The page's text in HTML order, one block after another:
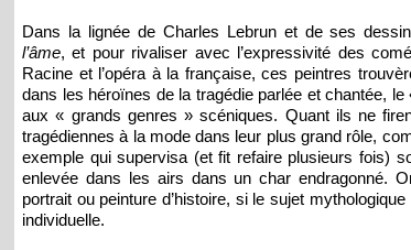
Dans la lignée de Charles Lebrun et de ses
l’âme, et pour rivaliser avec l’expressivité des
Racine et l’opéra à la française, ces peintres
dans les héroïnes de la tragédie parlée et chantée,
aux « grands genres » scéniques. Quant ils ne
tragédiennes à la mode dans leur plus grand rôle,
exemple qui supervisa (et fit refaire plusieurs fois)
enlevée dans les airs dans un char endragonné.
portrait ou peinture d’histoire, si le sujet
individuelle.